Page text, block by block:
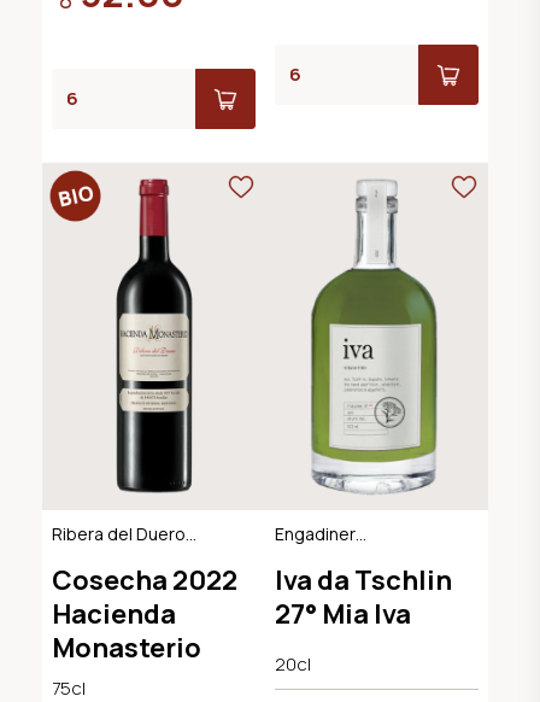
Ribera del Duero
Cosecha 2022
Hacienda
Monasterio
75cl
Engadiner
Iva da Tschlin
27° Mia Iva
20cl